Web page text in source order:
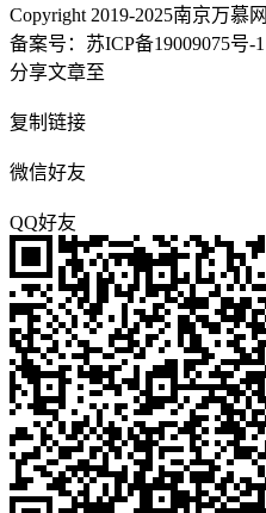
Copyright 2019-2025南京万慕
备案号：苏ICP备19009075号-1
分享文章至
复制链接
微信好友
QQ好友